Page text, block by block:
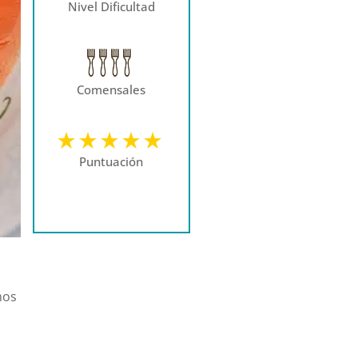
Nivel Dificultad
Comensales
Puntuación